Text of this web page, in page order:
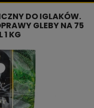
DO IGLAKÓW.
GLEBY NA 75
1 KG